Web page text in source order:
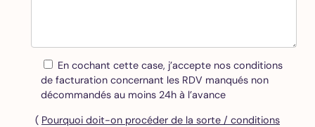
En cochant cette case, j’accepte nos conditions
de facturation concernant les RDV manqués non
décommandés au moins 24h à l’avance
( Pourquoi doit-on procéder de la sorte / conditions